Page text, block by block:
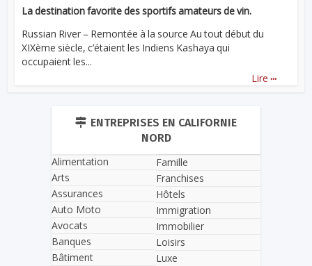
La destination favorite des sportifs amateurs de vin.
Russian River – Remontée à la source Au tout début du
XIXème siècle, c’étaient les Indiens Kashaya qui
occupaient les...
Lire ...
ENTREPRISES EN CALIFORNIE
NORD
Alimentation
Arts
Assurances
Auto Moto
Avocats
Banques
Bâtiment
Famille
Franchises
Hôtels
Immigration
Immobilier
Loisirs
Luxe